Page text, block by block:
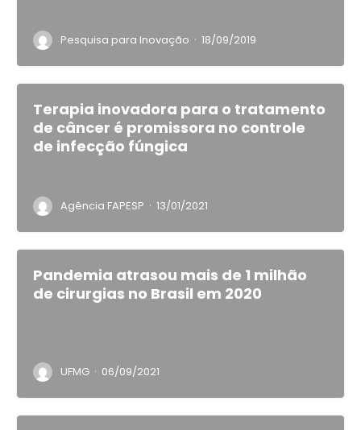
Pesquisa para Inovação · 18/09/2019
Terapia inovadora para o tratamento
de câncer é promissora no controle
de infecção fúngica
Agência FAPESP · 13/01/2021
Pandemia atrasou mais de 1 milhão
de cirurgias no Brasil em 2020
UFMG · 06/09/2021